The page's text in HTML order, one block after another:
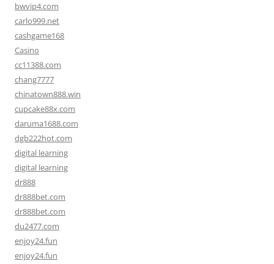
bwvip4.com
carlo999.net
cashgame168
Casino
cc11388.com
chang7777
chinatown888.win
cupcake88x.com
daruma1688.com
dgb222hot.com
digital learning
digital learning
dr888
dr888bet.com
dr888bet.com
du2477.com
enjoy24.fun
enjoy24.fun